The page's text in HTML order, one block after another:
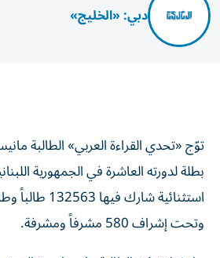
دبي: «الخليج»
توّج «تحدي القراءة العربي» الطالبة
بطلة لدورته العاشرة في الجمهورية
وتحت إشراف 580 مشرفاً ومشرفة.